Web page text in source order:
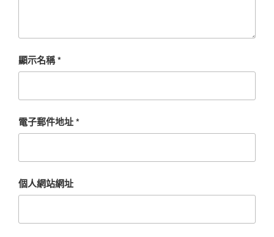
顯示名稱*
電子郵件地址*
個人網站網址